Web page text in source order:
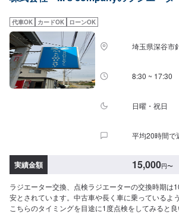
代車OK カードOK ローンOK
埼玉県深谷市
8:30 ~ 17:30
日曜・祝日
平均20時間で
実績金額 15,000円〜
ラジエーター交換、点検ラジエーターの交換時期は
安とされています。中古車や長く車に乗っているよ
こちらのタイミングを目途に1度点検をしてみると